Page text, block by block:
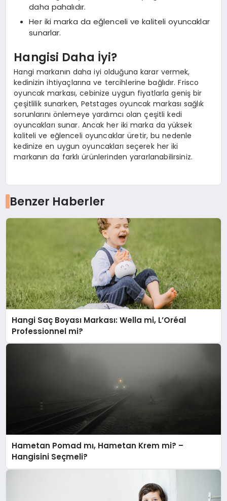
daha pahalıdır.
Her iki marka da eğlenceli ve kaliteli oyuncaklar
sunarlar.
Hangisi Daha İyi?
Hangi markanın daha iyi olduğuna karar vermek,
kedinizin ihtiyaçlarına ve tercihlerine bağlıdır. Frisco
oyuncak markası, cebinize uygun fiyatlarla geniş bir
çeşitlilik sunarken, Petstages oyuncak markası sağlık
sorunlarını önlemeye yardımcı olan çeşitli kedi
oyuncakları sunar. Ancak her iki marka da yüksek
kaliteli ve eğlenceli oyuncaklar üretir, bu nedenle
kedinize en uygun oyuncakları seçerek her iki
markanın da farklı ürünlerinden yararlanabilirsiniz.
Benzer Haberler
Hangi Saç Boyası Markası: Wella mi, L’Oréal
Professionnel mi?
Hametan Pomad mı, Hametan Krem mi? –
Hangisini Seçmeli?